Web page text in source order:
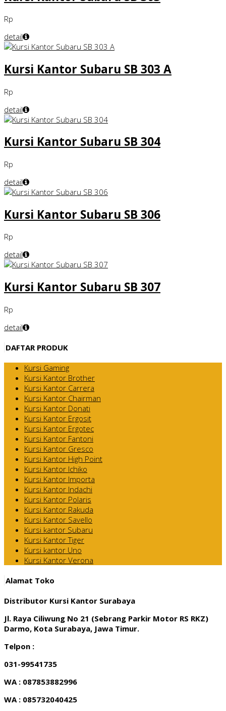
Rp
detail
Kursi Kantor Subaru SB 303 A
Rp
detail
Kursi Kantor Subaru SB 304
Rp
detail
Kursi Kantor Subaru SB 306
Rp
detail
Kursi Kantor Subaru SB 307
Rp
detail
DAFTAR PRODUK
Kursi Gaming
Kursi Kantor Brother
Kursi Kantor Carrera
Kursi Kantor Chairman
Kursi Kantor Donati
Kursi Kantor Ergosit
Kursi Kantor Ergotec
Kursi Kantor Fantoni
Kursi Kantor Gresco
Kursi Kantor High Point
Kursi Kantor Ichiko
Kursi Kantor Importa
Kursi Kantor Indachi
Kursi Kantor Polaris
Kursi Kantor Rakuda
Kursi Kantor Savello
Kursi kantor Subaru
Kursi Kantor Tiger
Kursi kantor Uno
Kursi Kantor Verona
Alamat Toko
Distributor Kursi Kantor Surabaya
Jl. Raya Ciliwung No 21 (Sebrang Parkir Motor RS RKZ)
Darmo, Kota Surabaya, Jawa Timur.
Telpon :
031-99541735
WA : 087853882996
WA : 085732040425